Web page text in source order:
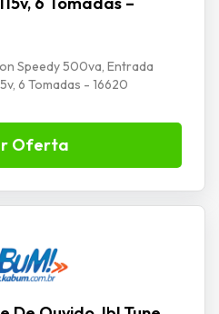
Speedy 500va, Entrada
6 Tomadas - 16620
Oferta